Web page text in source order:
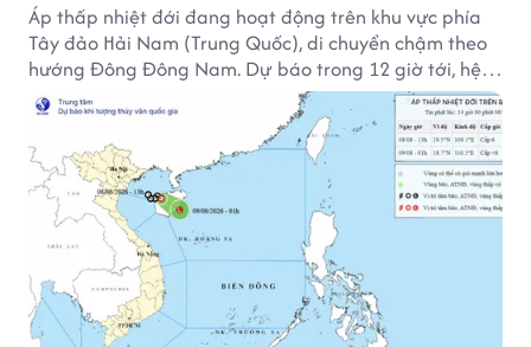
Áp thấp nhiệt đới đang hoạt động trên khu vực phía
Tây đảo Hải Nam (Trung Quốc), di chuyển chậm theo
hướng Đông Đông Nam. Dự báo trong 12 giờ tới, hệ
thống này suy yếu dần thành vùng áp thấp.